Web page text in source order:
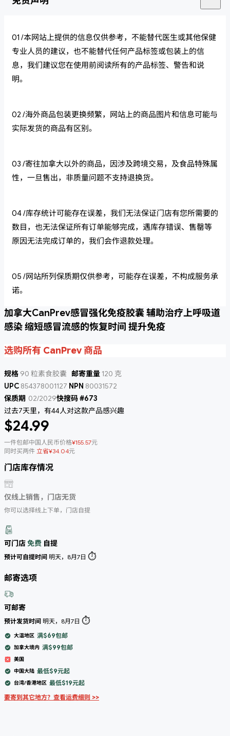
01 /本网站上提供的信息仅供参考，不能替代医生或其他保健
专业人员的建议，也不能替代任何产品标签或包装上的信
息，我们建议您在使用前阅读所有的产品标签、警告和说
明。
02 /海外商品包装更换频繁，网站上的商品图片和信息可能与
实际发货的商品有区别。
03 /寄往加拿大以外的商品，因涉及跨境交易，及食品特殊属
性，一旦售出，非质量问题不支持退换货。
04 /库存统计可能存在误差，我们无法保证门店有您所需要的
数目，也无法保证所有订单能够完成，遇库存错误、售罄等
原因无法完成订单的，我们会作退款处理。
05 /网站所列保质期仅供参考，可能存在误差，不构成服务承
诺。
加拿大CanPrev感冒强化免疫胶囊 辅助治疗上呼吸道
感染 缩短感冒流感的恢复时间 提升免疫
选购所有 CanPrev 商品
规格 90 粒素食胶囊 邮寄重量 120 克
UPC 854378001127 NPN 80031572
保质期 02/2029快搜码 #673
过去7天里，有44人对这款产品感兴趣
$24.99
一件包邮中国人民币价格¥155.57元
同时买两件 立省¥34.04元
门店库存情况
仅线上销售，门店无货
你可以选择线上下单，门店自提
可门店免费 自提
预计可自提时间 明天，8月7日 ⏱️
邮寄选项
可邮寄
预计发货时间 明天，8月7日 ⏱️
大温地区 满$69包邮
加拿大境内 满$99包邮
美国
中国大陆 最低$9元起
台湾/香港地区 最低$19元起
要寄到其它地方？查看运费细则 >>